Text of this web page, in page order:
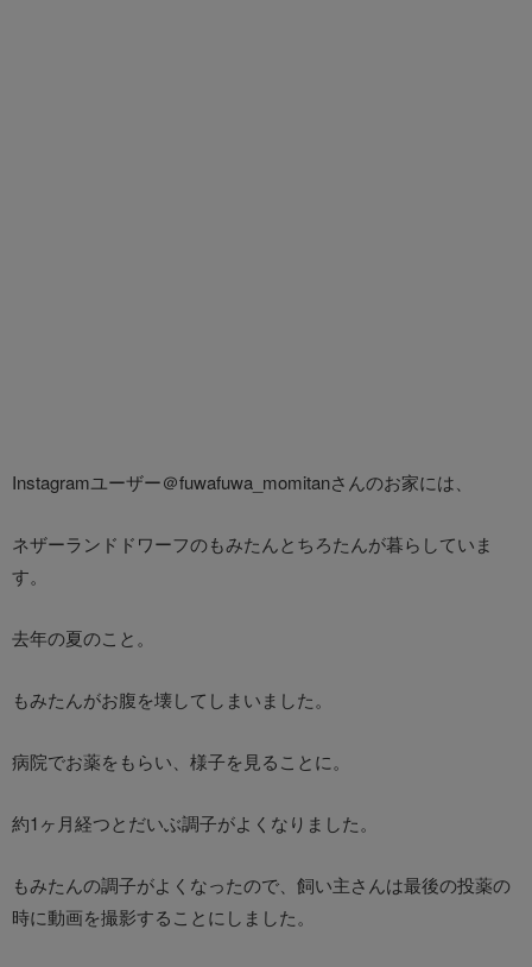
Instagramユーザー＠fuwafuwa_momitanさんのお家には、
ネザーランドドワーフのもみたんとちろたんが暮らしていま
す。
去年の夏のこと。
もみたんがお腹を壊してしまいました。
病院でお薬をもらい、様子を見ることに。
約1ヶ月経つとだいぶ調子がよくなりました。
もみたんの調子がよくなったので、飼い主さんは最後の投薬の
時に動画を撮影することにしました。